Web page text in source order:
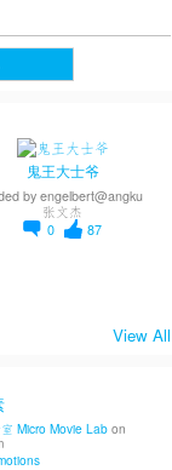
鬼王大士爷
byengelbert@angku
张文杰
0
87
View All
Micro Movie Labon